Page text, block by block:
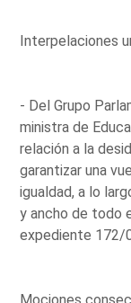
Interpelaciones
- Del Grupo
ministra de
relación a la
garantizar una
igualdad, a lo
y ancho de todo
expediente 172/
Mociones